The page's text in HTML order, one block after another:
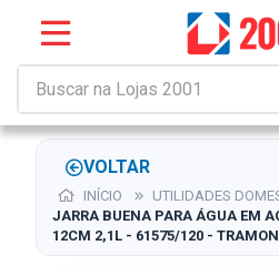
VOLTAR
INÍCIO UTILIDADES
JARRA BUENA PARA ÁGUA EM
12CM 2,1L - 61575/120 -